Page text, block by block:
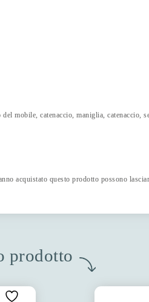
mobile, catenaccio, maniglia, catenaccio,
acquistato questo prodotto possono
prodotto